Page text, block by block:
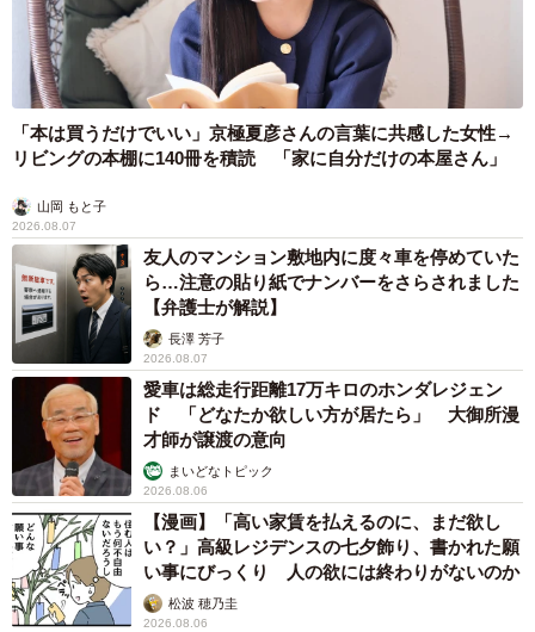
「本は買うだけでいい」京極夏彦さんの言葉に共感した女性→
リビングの本棚に140冊を積読 「家に自分だけの本屋さん」
山岡 もと子
2026.08.07
友人のマンション敷地内に度々車を停めていた
ら…注意の貼り紙でナンバーをさらされました
【弁護士が解説】
長澤 芳子
2026.08.07
愛車は総走行距離17万キロのホンダレジェン
ド 「どなたか欲しい方が居たら」 大御所漫
才師が譲渡の意向
まいどなトピック
2026.08.06
【漫画】「高い家賃を払えるのに、まだ欲し
い？」高級レジデンスの七夕飾り、書かれた願
い事にびっくり 人の欲には終わりがないのか
松波 穂乃圭
2026.08.06